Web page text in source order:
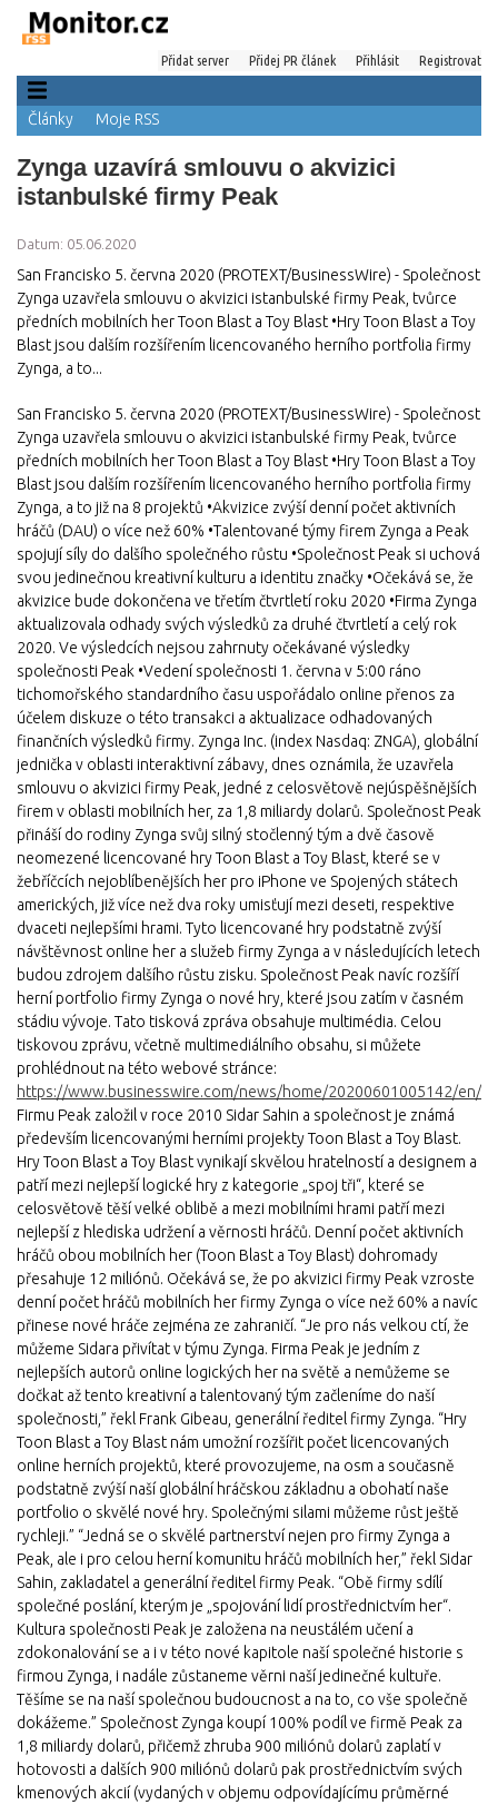
Přidat server Přidej PR článek Přihlásit Registrovat
Články Moje RSS
Zynga uzavírá smlouvu o akvizici
istanbulské firmy Peak
Datum: 05.06.2020
San Francisko 5. června 2020 (PROTEXT/BusinessWire) - Společnost
Zynga uzavřela smlouvu o akvizici istanbulské firmy Peak, tvůrce
předních mobilních her Toon Blast a Toy Blast •Hry Toon Blast a Toy
Blast jsou dalším rozšířením licencovaného herního portfolia firmy
Zynga, a to...
San Francisko 5. června 2020 (PROTEXT/BusinessWire) - Společnost
Zynga uzavřela smlouvu o akvizici istanbulské firmy Peak, tvůrce
předních mobilních her Toon Blast a Toy Blast •Hry Toon Blast a Toy
Blast jsou dalším rozšířením licencovaného herního portfolia firmy
Zynga, a to již na 8 projektů •Akvizice zvýší denní počet aktivních
hráčů (DAU) o více než 60% •Talentované týmy firem Zynga a Peak
spojují síly do dalšího společného růstu •Společnost Peak si uchová
svou jedinečnou kreativní kulturu a identitu značky •Očekává se, že
akvizice bude dokončena ve třetím čtvrtletí roku 2020 •Firma Zynga
aktualizovala odhady svých výsledků za druhé čtvrtletí a celý rok
2020. Ve výsledcích nejsou zahrnuty očekávané výsledky
společnosti Peak •Vedení společnosti 1. června v 5:00 ráno
tichomořského standardního času uspořádalo online přenos za
účelem diskuze o této transakci a aktualizace odhadovaných
finančních výsledků firmy. Zynga Inc. (index Nasdaq: ZNGA), globální
jednička v oblasti interaktivní zábavy, dnes oznámila, že uzavřela
smlouvu o akvizici firmy Peak, jedné z celosvětově nejúspěšnějších
firem v oblasti mobilních her, za 1,8 miliardy dolarů. Společnost Peak
přináší do rodiny Zynga svůj silný stočlenný tým a dvě časově
neomezené licencované hry Toon Blast a Toy Blast, které se v
žebříčcích nejoblíbenějších her pro iPhone ve Spojených státech
amerických, již více než dva roky umisťují mezi deseti, respektive
dvaceti nejlepšími hrami. Tyto licencované hry podstatně zvýší
návštěvnost online her a služeb firmy Zynga a v následujících letech
budou zdrojem dalšího růstu zisku. Společnost Peak navíc rozšíří
herní portfolio firmy Zynga o nové hry, které jsou zatím v časném
stádiu vývoje. Tato tisková zpráva obsahuje multimédia. Celou
tiskovou zprávu, včetně multimediálního obsahu, si můžete
prohlédnout na této webové stránce:
https://www.businesswire.com/news/home/20200601005142/en/
Firmu Peak založil v roce 2010 Sidar Sahin a společnost je známá
především licencovanými herními projekty Toon Blast a Toy Blast.
Hry Toon Blast a Toy Blast vynikají skvělou hratelností a designem a
patří mezi nejlepší logické hry z kategorie „spoj tři“, které se
celosvětově těší velké oblibě a mezi mobilními hrami patří mezi
nejlepší z hlediska udržení a věrnosti hráčů. Denní počet aktivních
hráčů obou mobilních her (Toon Blast a Toy Blast) dohromady
přesahuje 12 miliónů. Očekává se, že po akvizici firmy Peak vzroste
denní počet hráčů mobilních her firmy Zynga o více než 60% a navíc
přinese nové hráče zejména ze zahraničí. “Je pro nás velkou ctí, že
můžeme Sidara přivítat v týmu Zynga. Firma Peak je jedním z
nejlepších autorů online logických her na světě a nemůžeme se
dočkat až tento kreativní a talentovaný tým začleníme do naší
společnosti,” řekl Frank Gibeau, generální ředitel firmy Zynga. “Hry
Toon Blast a Toy Blast nám umožní rozšířit počet licencovaných
online herních projektů, které provozujeme, na osm a současně
podstatně zvýší naší globální hráčskou základnu a obohatí naše
portfolio o skvělé nové hry. Společnými silami můžeme růst ještě
rychleji.” “Jedná se o skvělé partnerství nejen pro firmy Zynga a
Peak, ale i pro celou herní komunitu hráčů mobilních her,” řekl Sidar
Sahin, zakladatel a generální ředitel firmy Peak. “Obě firmy sdílí
společné poslání, kterým je „spojování lidí prostřednictvím her“.
Kultura společnosti Peak je založena na neustálém učení a
zdokonalování se a i v této nové kapitole naší společné historie s
firmou Zynga, i nadále zůstaneme věrni naší jedinečné kultuře.
Těšíme se na naší společnou budoucnost a na to, co vše společně
dokážeme.” Společnost Zynga koupí 100% podíl ve firmě Peak za
1,8 miliardy dolarů, přičemž zhruba 900 miliónů dolarů zaplatí v
hotovosti a dalších 900 miliónů dolarů pak prostřednictvím svých
kmenových akcií (vydaných v objemu odpovídajícímu průměrné